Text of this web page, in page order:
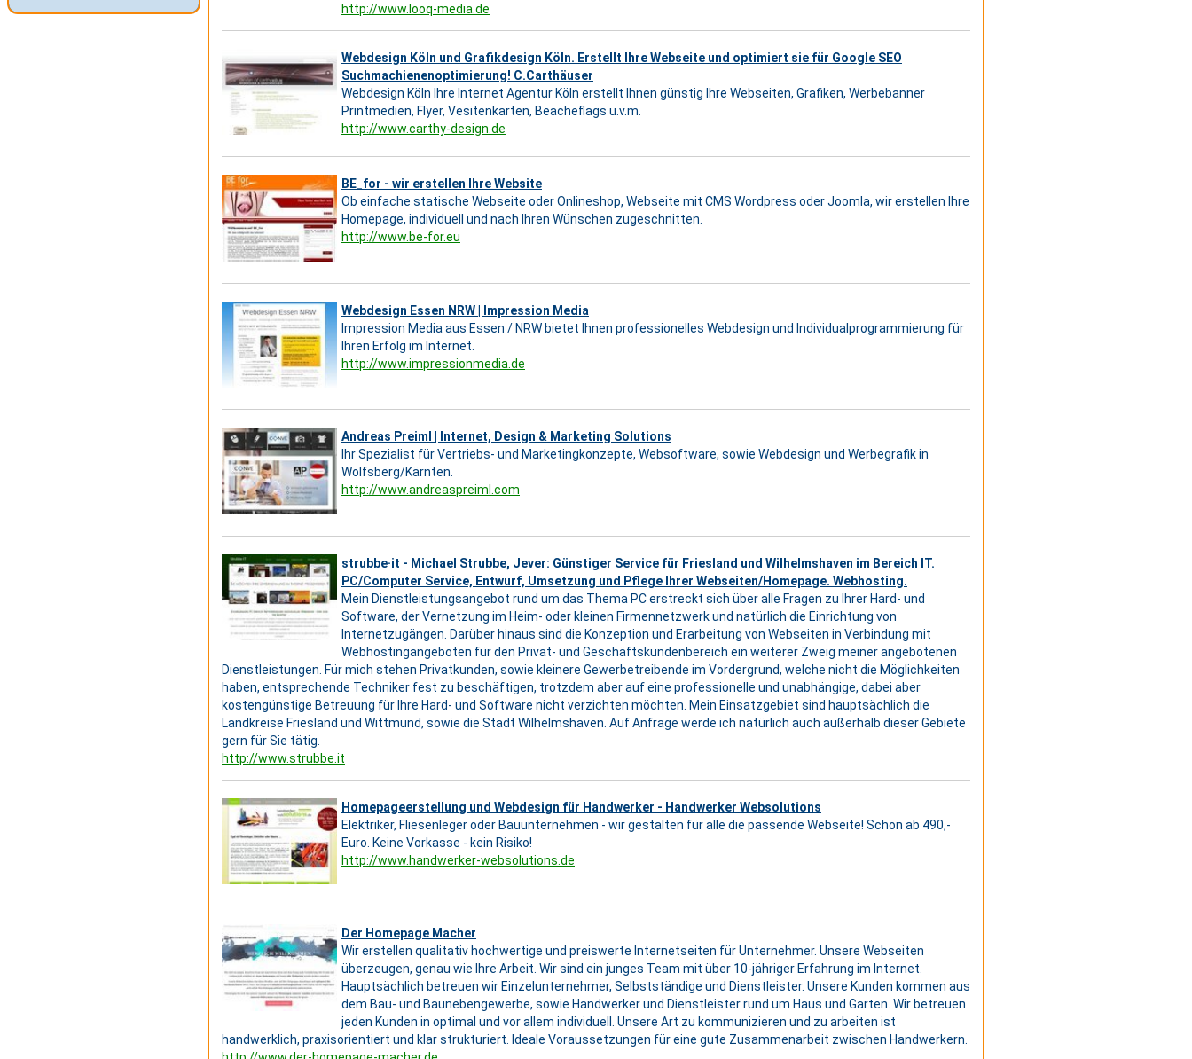
http://www.looq-media.de
Webdesign Köln und Grafikdesign Köln. Erstellt Ihre Webseite und optimiert sie für Google SEO
Suchmachienenoptimierung! C.Carthäuser
Webdesign Köln Ihre Internet Agentur Köln erstellt Ihnen günstig Ihre Webseiten, Grafiken, Werbebanner
Printmedien, Flyer, Vesitenkarten, Beacheflags u.v.m.
http://www.carthy-design.de
BE_for - wir erstellen Ihre Website
Ob einfache statische Webseite oder Onlineshop, Webseite mit CMS Wordpress oder Joomla, wir erstellen Ihre
Homepage, individuell und nach Ihren Wünschen zugeschnitten.
http://www.be-for.eu
Webdesign Essen NRW | Impression Media
Impression Media aus Essen / NRW bietet Ihnen professionelles Webdesign und Individualprogrammierung für
Ihren Erfolg im Internet.
http://www.impressionmedia.de
Andreas Preiml | Internet, Design & Marketing Solutions
Ihr Spezialist für Vertriebs- und Marketingkonzepte, Websoftware, sowie Webdesign und Werbegrafik in
Wolfsberg/Kärnten.
http://www.andreaspreiml.com
strubbe·it - Michael Strubbe, Jever: Günstiger Service für Friesland und Wilhelmshaven im Bereich IT.
PC/Computer Service, Entwurf, Umsetzung und Pflege Ihrer Webseiten/Homepage. Webhosting.
Mein Dienstleistungsangebot rund um das Thema PC erstreckt sich über alle Fragen zu Ihrer Hard- und
Software, der Vernetzung im Heim- oder kleinen Firmennetzwerk und natürlich die Einrichtung von
Internetzugängen. Darüber hinaus sind die Konzeption und Erarbeitung von Webseiten in Verbindung mit
Webhostingangeboten für den Privat- und Geschäftskundenbereich ein weiterer Zweig meiner angebotenen
Dienstleistungen. Für mich stehen Privatkunden, sowie kleinere Gewerbetreibende im Vordergrund, welche nicht die Möglichkeiten
haben, entsprechende Techniker fest zu beschäftigen, trotzdem aber auf eine professionelle und unabhängige, dabei aber
kostengünstige Betreuung für Ihre Hard- und Software nicht verzichten möchten. Mein Einsatzgebiet sind hauptsächlich die
Landkreise Friesland und Wittmund, sowie die Stadt Wilhelmshaven. Auf Anfrage werde ich natürlich auch außerhalb dieser Gebiete
gern für Sie tätig.
http://www.strubbe.it
Homepageerstellung und Webdesign für Handwerker - Handwerker Websolutions
Elektriker, Fliesenleger oder Bauunternehmen - wir gestalten für alle die passende Webseite! Schon ab 490,-
Euro. Keine Vorkasse - kein Risiko!
http://www.handwerker-websolutions.de
Der Homepage Macher
Wir erstellen qualitativ hochwertige und preiswerte Internetseiten für Unternehmer. Unsere Webseiten
überzeugen, genau wie Ihre Arbeit. Wir sind ein junges Team mit über 10-jähriger Erfahrung im Internet.
Hauptsächlich betreuen wir Einzelunternehmer, Selbstständige und Dienstleister. Unsere Kunden kommen aus
dem Bau- und Baunebengewerbe, sowie Handwerker und Dienstleister rund um Haus und Garten. Wir betreuen
jeden Kunden in optimal und vor allem individuell. Unsere Art zu kommunizieren und zu arbeiten ist
handwerklich, praxisorientiert und klar strukturiert. Ideale Voraussetzungen für eine gute Zusammenarbeit zwischen Handwerkern.